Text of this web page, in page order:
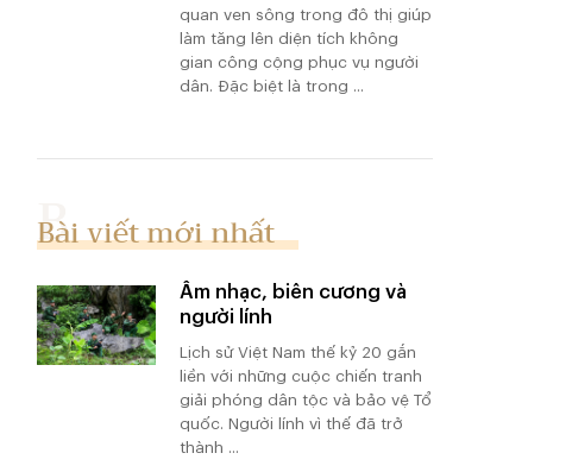
quan ven sông trong đô thị giúp
làm tăng lên diện tích không
gian công cộng phục vụ người
dân. Đặc biệt là trong ...
Bài viết mới nhất
Âm nhạc, biên cương và
người lính
Lịch sử Việt Nam thế kỷ 20 gắn
liền với những cuộc chiến tranh
giải phóng dân tộc và bảo vệ Tổ
quốc. Người lính vì thế đã trở
thành ...